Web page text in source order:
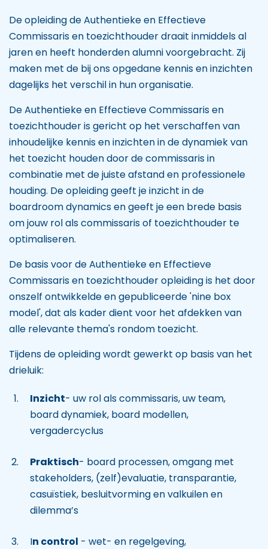
De opleiding de Authentieke en Effectieve
Commissaris en toezichthouder draait inmiddels al
jaren en heeft honderden alumni voorgebracht. Zij
maken met de bij ons opgedane kennis en inzichten
dagelijks het verschil in hun organisatie.
De Authentieke en Effectieve Commissaris en
toezichthouder is gericht op het verschaffen van
inhoudelijke kennis en inzichten in de dynamiek van
het toezicht houden door de commissaris in
combinatie met de juiste afstand en professionele
houding. De opleiding geeft je inzicht in de
boardroom dynamics en geeft je een brede basis
om jouw rol als commissaris of toezichthouder te
optimaliseren.
De basis voor de Authentieke en Effectieve
Commissaris en toezichthouder opleiding is het door
onszelf ontwikkelde en gepubliceerde 'nine box
model', dat als kader dient voor het afdekken van
alle relevante thema's rondom toezicht.
Tijdens de opleiding wordt gewerkt op basis van het
drieluik:
Inzicht- uw rol als commissaris, uw team,
board dynamiek, board modellen,
vergadercyclus
Praktisch- board processen, omgang met
stakeholders, (zelf)evaluatie, transparantie,
casuïstiek, besluitvorming en valkuilen en
dilemma’s
In control - wet- en regelgeving,